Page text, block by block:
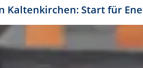
Kaltenkirchen: Start für